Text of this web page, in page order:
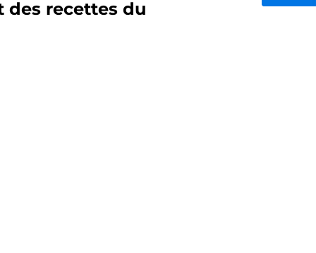
des recettes du